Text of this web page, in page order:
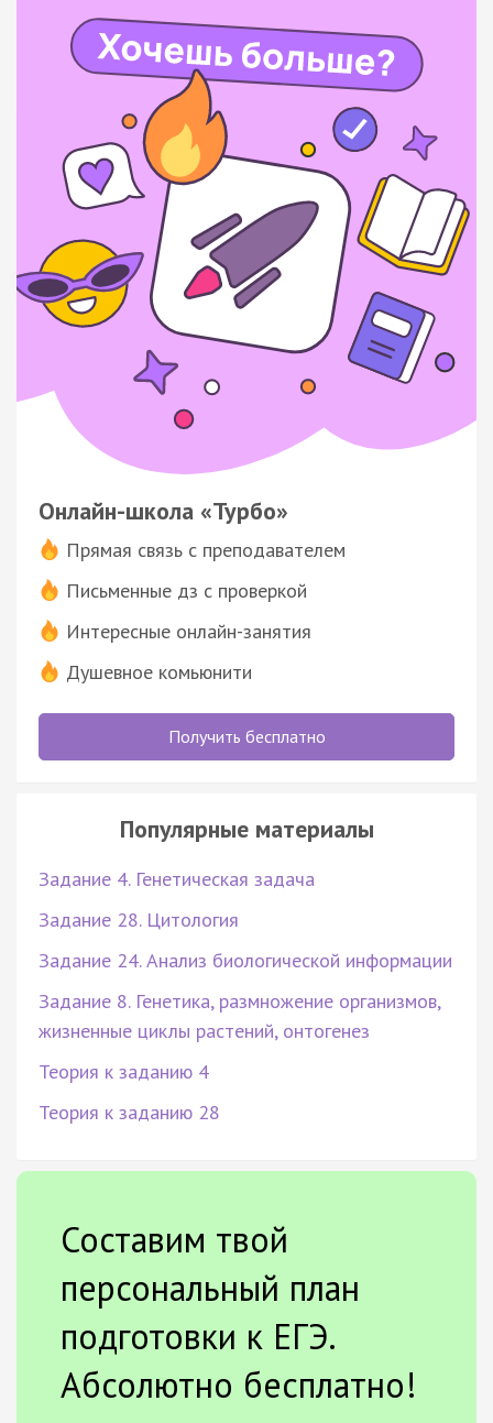
Онлайн-школа «Турбо»
Прямая связь с преподавателем
Письменные дз с проверкой
Интересные онлайн-занятия
Душевное комьюнити
Получить бесплатно
Популярные материалы
Задание 4. Генетическая задача
Задание 28. Цитология
Задание 24. Анализ биологической информации
Задание 8. Генетика, размножение организмов,
жизненные циклы растений, онтогенез
Теория к заданию 4
Теория к заданию 28
Составим твой
персональный план
подготовки к ЕГЭ.
Абсолютно бесплатно!